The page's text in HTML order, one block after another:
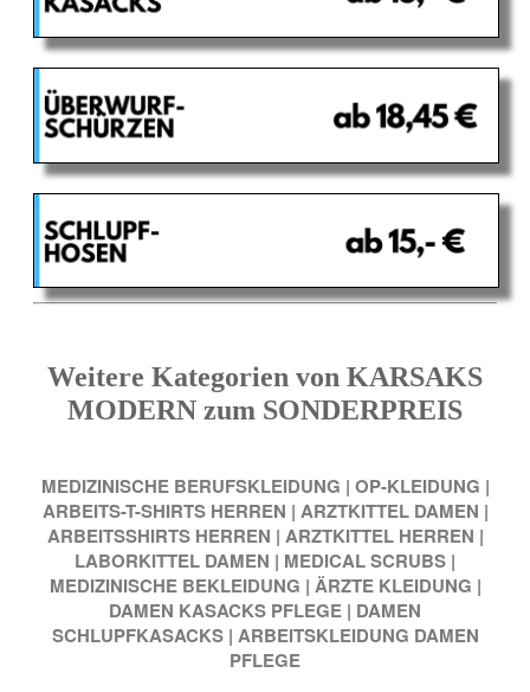
Weitere Kategorien von KARSAKS
MODERN zum SONDERPREIS
MEDIZINISCHE BERUFSKLEIDUNG | OP-KLEIDUNG |
ARBEITS-T-SHIRTS HERREN | ARZTKITTEL DAMEN |
ARBEITSSHIRTS HERREN | ARZTKITTEL HERREN |
LABORKITTEL DAMEN | MEDICAL SCRUBS |
MEDIZINISCHE BEKLEIDUNG | ÄRZTE KLEIDUNG |
DAMEN KASACKS PFLEGE | DAMEN
SCHLUPFKASACKS | ARBEITSKLEIDUNG DAMEN
PFLEGE